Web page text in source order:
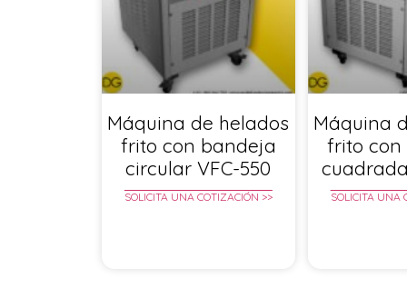
Máquina de helados
frito con bandeja
circular VFC-550
SOLICITA UNA COTIZACIÓN >>
Máquina
frito
SOLICITA UNA